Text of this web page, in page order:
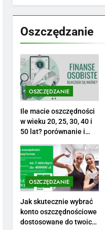
7
Jak
jak
PORADY
8
jest,
PRACA
1
Ile
2
Ile
Oszczędzanie
OSZCZĘDZANIE
Ile macie oszczędności
w wieku 20, 25, 30, 40 i
50 lat? porównanie i
OSZCZĘDZANIE
Jak skutecznie wybrać
konto oszczędnościowe
dostosowane do twoich